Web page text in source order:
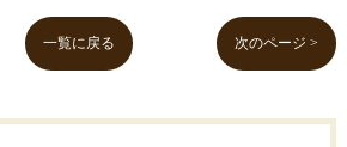
一覧に戻る 次のページ >